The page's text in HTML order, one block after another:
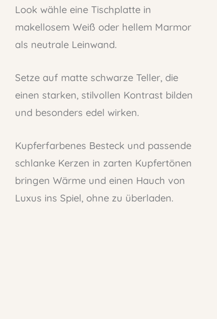
Look wähle eine Tischplatte in
makellosem Weiß oder hellem Marmor
als neutrale Leinwand.
Setze auf matte schwarze Teller, die
einen starken, stilvollen Kontrast bilden
und besonders edel wirken.
Kupferfarbenes Besteck und passende
schlanke Kerzen in zarten Kupfertönen
bringen Wärme und einen Hauch von
Luxus ins Spiel, ohne zu überladen.